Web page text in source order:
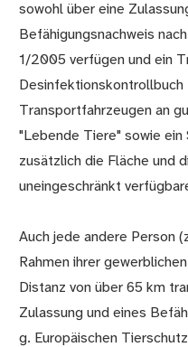
sowohl über eine
Befähigungsnachweis
1/2005 verfügen und ein
Desinfektionskontrollbuch
Transportfahrzeugen an
"Lebende Tiere" sowie
zusätzlich die Fläche und
uneingeschränkt
Auch jede andere Person
Rahmen ihrer
Distanz von über 65 km
Zulassung und eines
g. Europäischen